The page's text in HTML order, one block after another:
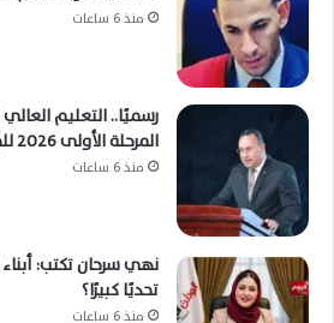
منذ 6 ساعات
رسميًا.. التعليم
المرحلة الأولى 2026 للجامعات
منذ 6 ساعات
نهي سرحان تكتب: أبناء
تحديًا كبيرًا؟
منذ 6 ساعات